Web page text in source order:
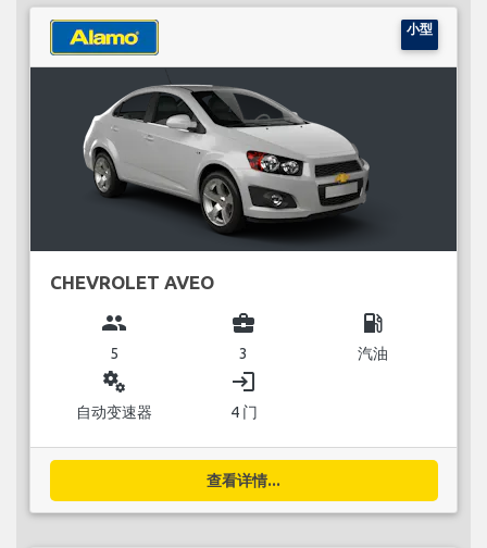
小型
CHEVROLET AVEO
group
5
business_center
3
local_gas_station
汽油
miscellaneous_services
自动变速器
login
4 门
查看详情...